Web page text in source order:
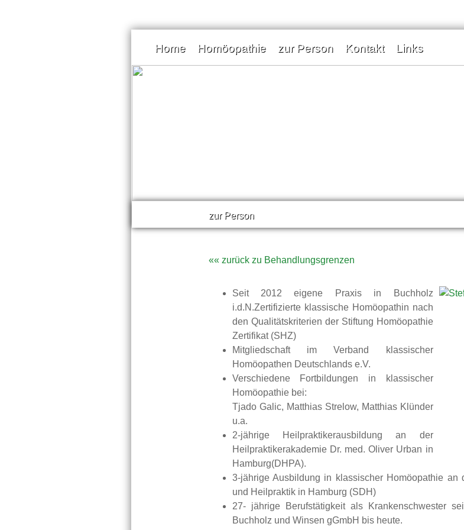
Home Homöopathie zur Person Kontakt Links
zur Person
«« zurück zu Behandlungsgrenzen
Seit 2012 eigene Praxis in Buchholz
i.d.N.Zertifizierte klassische Homöopathin nach
den Qualitätskriterien der Stiftung Homöopathie
Zertifikat (SHZ)
Mitgliedschaft im Verband klassischer
Homöopathen Deutschlands e.V.
Verschiedene Fortbildungen in klassischer
Homöopathie bei:
Tjado Galic, Matthias Strelow, Matthias Klünder
u.a.
2-jährige Heilpraktikerausbildung an der
Heilpraktikerakademie Dr. med. Oliver Urban in
Hamburg(DHPA).
3-jährige Ausbildung in klassischer Homöopathie an
und Heilpraktik in Hamburg (SDH)
27- jährige Berufstätigkeit als Krankenschwester
Buchholz und Winsen gGmbH bis heute.